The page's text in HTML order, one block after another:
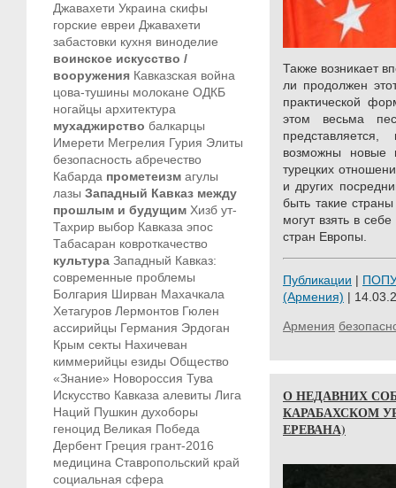
Джавахети Украина скифы
горские евреи Джавахети
забастовки кухня виноделие
воинское искусство /
вооружения Кавказская война
цова-тушины молокане ОДКБ
ногайцы архитектура
мухаджирство балкарцы
Имерети Мегрелия Гурия Элиты
безопасность абречество
Кабарда прометеизм агулы
лазы Западный Кавказ между
прошлым и будущим Хизб ут-
Тахрир выбор Кавказа эпос
Табасаран ковроткачество
культура Западный Кавказ:
современные проблемы
Болгария Ширван Махачкала
Хетагуров Лермонтов Гюлен
ассирийцы Германия Эрдоган
Крым секты Нахичеван
киммерийцы езиды Общество
«Знание» Новороссия Тува
Искусство Кавказа алевиты Лига
Наций Пушкин духоборы
геноцид Великая Победа
Дербент Греция грант-2016
медицина Ставропольский край
социальная сфера
Также возникает
ли продолжен
практической
этом весьма
возможны новые
турецких
и других
быть такие
могут взять в
стран Европы.
Публикации |
(Армения) |
Армения
О НЕДАВНИХ
КАРАБАХСКОМ
ЕРЕВАНА)